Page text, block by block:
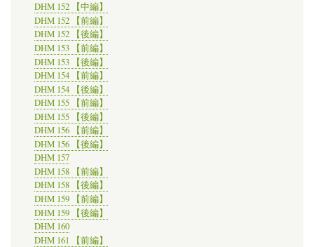
DHM 152 【中編】
DHM 152 【前編】
DHM 152 【後編】
DHM 153 【前編】
DHM 153 【後編】
DHM 154 【前編】
DHM 154 【後編】
DHM 155 【前編】
DHM 155 【後編】
DHM 156 【前編】
DHM 156 【後編】
DHM 157
DHM 158 【前編】
DHM 158 【後編】
DHM 159 【前編】
DHM 159 【後編】
DHM 160
DHM 161 【前編】